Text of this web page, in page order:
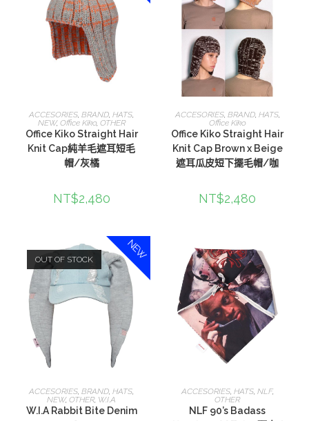
選擇規格
ACCESORIES,BRAND,HATS,
NEW, Office Kiko, OTHER
Office Kiko Straight Hair
Knit Cap純羊毛遮耳短毛
帽/灰橘
NT$2,480
選擇規格
ACCESORIES, BRAND, HATS,
Office Kiko
Office Kiko Straight Hair
Knit Cap Brown x Beige
遮耳瓜皮短下擺毛帽/咖
NT$2,480
NEW
OUT OF STOCK
查看內容
ACCESORIES,BRAND,HATS,
NEW,OTHER, W.I.A
W.I.A Rabbit Bite Denim
選擇規格
ACCESORIES, HATS, NLF,
OTHER
NLF 90’s Badass